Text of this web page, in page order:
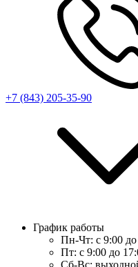
+7 (843) 205-35-90
График работы
Пн-Чт: с 9:00
Пт: с 9:00 до
Сб-Вс: